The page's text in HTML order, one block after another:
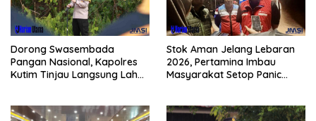
Dorong Swasembada
Pangan Nasional, Kapolres
Kutim Tinjau Langsung Lahan
Stok Aman Jelang Lebaran
2026, Pertamina Imbau
Masyarakat Setop Panic